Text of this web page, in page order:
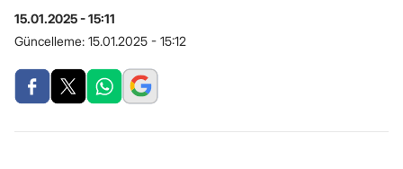
15.01.2025 - 15:11
Güncelleme: 15.01.2025 - 15:12